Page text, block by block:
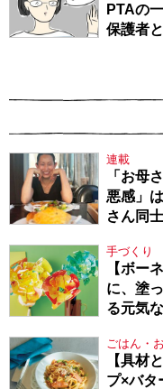
PTAの
保護者
連載
「お母
悪感」
さん同
手づくり
【ボー
に、塗
る元気
ごはん・
【具材
プ×バタ